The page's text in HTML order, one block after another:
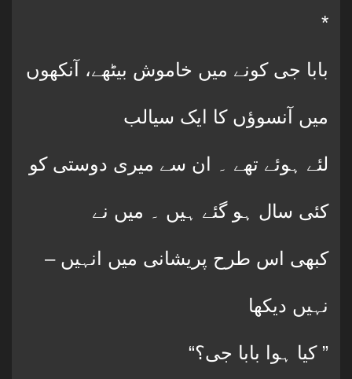
*
بابا جی کونے میں خاموش بیٹھے، آنکھوں
میں آنسوؤں کا ایک سیالب
لئے ہوئے تھے ۔ ان سے میری دوستی کو
کئی سال ہو گئے ہیں ۔ میں نے
– کبھی اس طرح پریشانی میں انہیں
نہیں دیکھا
“کیا ہوا بابا جی؟ ”